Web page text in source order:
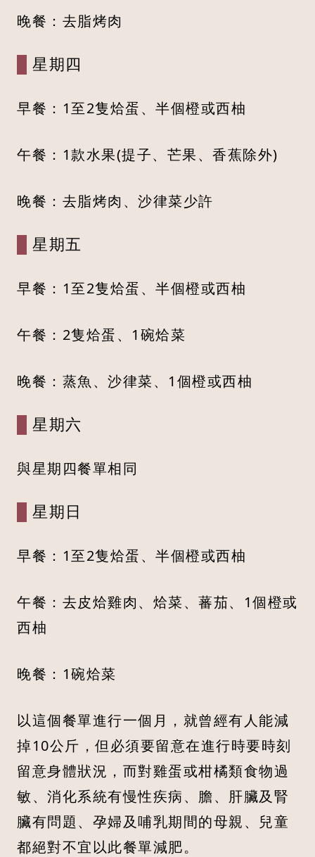
晚餐：去脂烤肉
星期四
早餐：1至2隻烚蛋、半個橙或西柚
午餐：1款水果(提子、芒果、香蕉除外)
晚餐：去脂烤肉、沙律菜少許
星期五
早餐：1至2隻烚蛋、半個橙或西柚
午餐：2隻烚蛋、1碗烚菜
晚餐：蒸魚、沙律菜、1個橙或西柚
星期六
與星期四餐單相同
星期日
早餐：1至2隻烚蛋、半個橙或西柚
午餐：去皮烚雞肉、烚菜、蕃茄、1個橙或
西柚
晚餐：1碗烚菜
以這個餐單進行一個月，就曾經有人能減
掉10公斤，但必須要留意在進行時要時刻
留意身體狀況，而對雞蛋或柑橘類食物過
敏、消化系統有慢性疾病、膽、肝臟及腎
臟有問題、孕婦及哺乳期間的母親、兒童
都絕對不宜以此餐單減肥。